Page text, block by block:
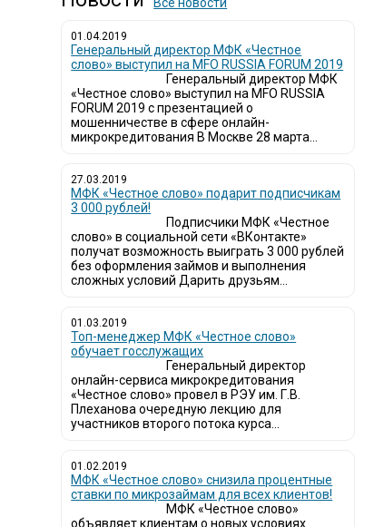
01.04.2019
Генеральный директор МФК «Честное
слово» выступил на MFO RUSSIA FORUM 2019
Генеральный директор МФК
«Честное слово» выступил на MFO RUSSIA
FORUM 2019 с презентацией о
мошенничестве в сфере онлайн-
микрокредитования В Москве 28 марта...
27.03.2019
МФК «Честное слово» подарит подписчикам
3 000 рублей!
Подписчики МФК «Честное
слово» в социальной сети «ВКонтакте»
получат возможность выиграть 3 000 рублей
без оформления займов и выполнения
сложных условий Дарить друзьям...
01.03.2019
Топ-менеджер МФК «Честное слово»
обучает госслужащих
Генеральный директор
онлайн-сервиса микрокредитования
«Честное слово» провел в РЭУ им. Г.В.
Плеханова очередную лекцию для
участников второго потока курса...
01.02.2019
МФК «Честное слово» снизила процентные
ставки по микрозаймам для всех клиентов!
МФК «Честное слово»
объявляет клиентам о новых условиях